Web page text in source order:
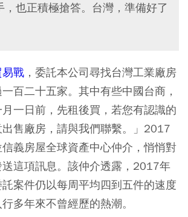
，也正積極搶答。台灣，準備好了
戰 ，委託本公司尋找台灣工業廠房
百二十五家。其中有些中國台商，
一日前，先租後買，若您有認識的
售廠房，請與我們聯繫。」2017
義房屋全球資產中心仲介，悄悄對
這項訊息。該仲介透露，2017年
案件仍以每周平均四到五件的速度
多年來不曾經歷的熱潮。